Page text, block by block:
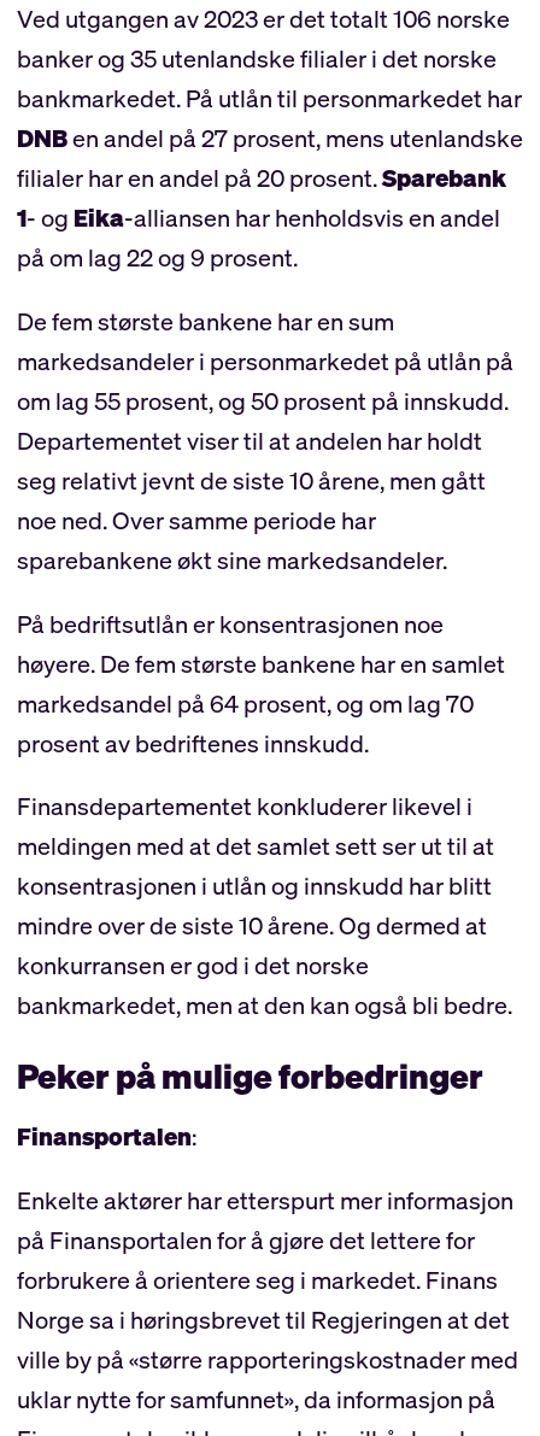
Ved utgangen av 2023 er det totalt 106 norske
banker og 35 utenlandske filialer i det norske
bankmarkedet. På utlån til personmarkedet har
DNBen andel på 27 prosent, mens utenlandske
filialer har en andel på 20 prosent.Sparebank
1- og Eika-alliansen har henholdsvis en andel
på om lag 22 og 9 prosent.
De fem største bankene har en sum
markedsandeler i personmarkedet på utlån på
om lag 55 prosent, og 50 prosent på innskudd.
Departementet viser til at andelen har holdt
seg relativt jevnt de siste 10 årene, men gått
noe ned. Over samme periode har
sparebankene økt sine markedsandeler.
På bedriftsutlån er konsentrasjonen noe
høyere. De fem største bankene har en samlet
markedsandel på 64 prosent, og om lag 70
prosent av bedriftenes innskudd.
Finansdepartementet konkluderer likevel i
meldingen med at det samlet sett ser ut til at
konsentrasjonen i utlån og innskudd har blitt
mindre over de siste 10 årene. Og dermed at
konkurransen er god i det norske
bankmarkedet, men at den kan også bli bedre.
Peker på mulige forbedringer
Finansportalen:
Enkelte aktører har etterspurt mer informasjon
på Finansportalen for å gjøre det lettere for
forbrukere å orientere seg i markedet. Finans
Norge sa i høringsbrevet til Regjeringen at det
ville by på «større rapporteringskostnader med
uklar nytte for samfunnet», da informasjon på